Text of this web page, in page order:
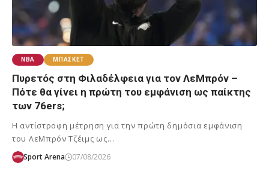
NBA ΜΠΆΣΚΕΤ
Πυρετός στη Φιλαδέλφεια για τον ΛεΜπρόν –
Πότε θα γίνει η πρώτη του εμφάνιση ως παίκτης
των 76ers;
Η αντίστροφη μέτρηση για την πρώτη δημόσια εμφάνιση
του ΛεΜπρόν Τζέιμς ως…
Sport Arena 07/08/2026